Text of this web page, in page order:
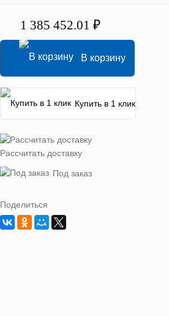
1 385 452.01 ₽
В корзину
Купить в 1 клик
Рассчитать доставку
Под заказ
Поделиться